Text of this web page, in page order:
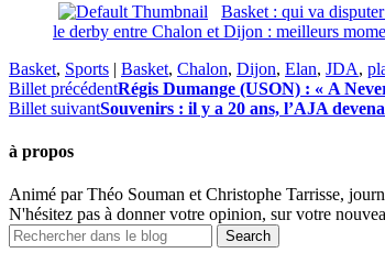
Basket : qui va
le derby entre Chalon et Dijon : meilleurs
Basket, Sports | Basket, Chalon, Dijon, Elan, JDA,
Billet précédentRégis Dumange (USON) : « A
Billet suivantSouvenirs : il y a 20 ans, l’AJA
à propos
Animé par Théo Souman et Christophe Tarrisse,
N'hésitez pas à donner votre opinion, sur votre